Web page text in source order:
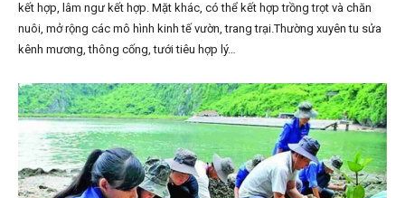
kết hợp, lâm ngư kết hợp. Mặt khác, có thể kết hợp trồng trọt và chăn
nuôi, mở rộng các mô hình kinh tế vườn, trang trại.Thường xuyên tu sửa
kênh mương, thông cống, tưới tiêu hợp lý…